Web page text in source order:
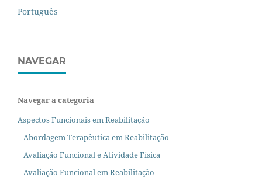
Português
NAVEGAR
Navegar a categoria
Aspectos Funcionais em Reabilitação
Abordagem Terapêutica em Reabilitação
Avaliação Funcional e Atividade Física
Avaliação Funcional em Reabilitação